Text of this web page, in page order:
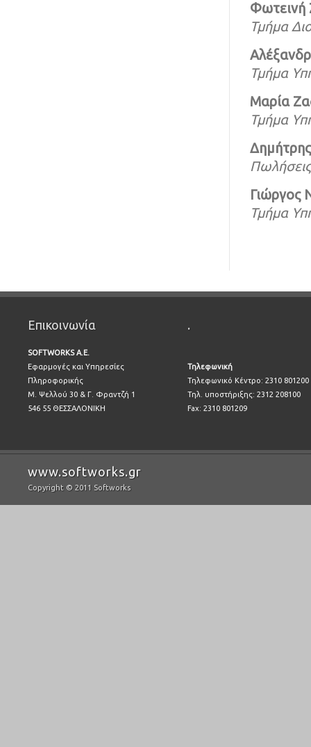
Φωτεινή
Τμήμα
Τμήμα
Μαρία
Τμήμα
Γιώργος
Τμήμα
Επικοινωνία
SOFTWORKS A.E.
Εφαρμογές και Υπηρεσίες
Πληροφορικής
Μ. Ψελλού 30 & Γ. Φραντζή 1
546 55 ΘΕΣΣΑΛΟΝΙΚΗ
.
Τηλεφωνική
Τηλεφωνικό Κέντρο: 2310 801200
Τηλ. υποστήριξης: 2312 208100
Fax: 2310 801209
www.softworks.gr
Copyright © 2011 Softworks